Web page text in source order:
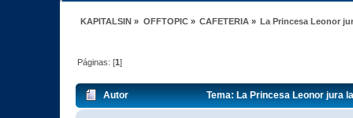
KAPITALSIN » OFFTOPIC» CAFETERIA» La Princesa Leonor
Páginas: [1]
Autor Tema: La Princesa Leonor jura